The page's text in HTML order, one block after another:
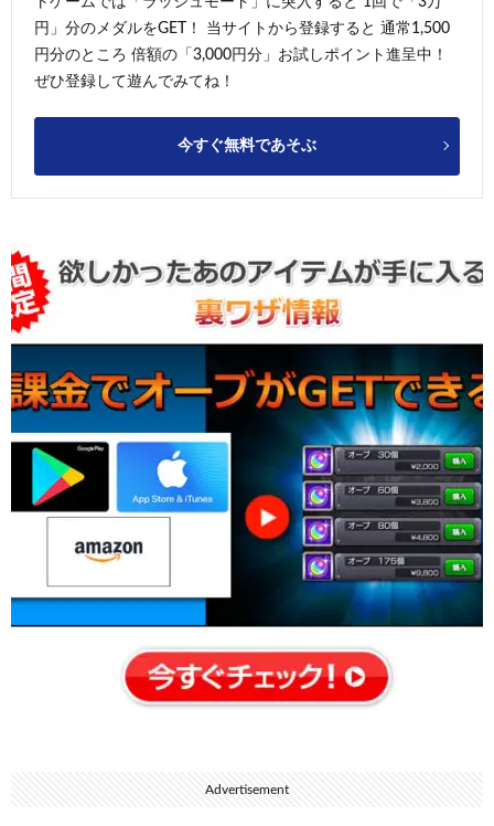
円」分のメダルをGET！ 当サイトから登録すると 通常1,500
円分のところ 倍額の「3,000円分」お試しポイント進呈中！
ぜひ登録して遊んでみてね！
今すぐ無料であそぶ
Advertisement